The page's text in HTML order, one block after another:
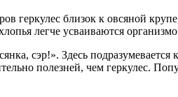
геркулес близок к овсяной
легче усваиваются
сэр!». Здесь
полезней, чем геркулес.